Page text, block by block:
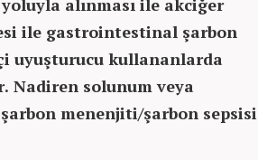
alınması ile akciğer
ile gastrointestinal şarbon
uyuşturucu kullananlarda
Nadiren solunum veya
menenjiti/şarbon sepsisi